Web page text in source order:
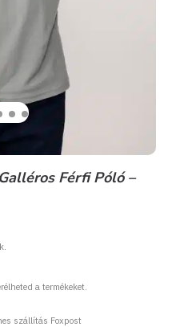
Férfi Póló –
a termékeket.
szállítás Foxpost